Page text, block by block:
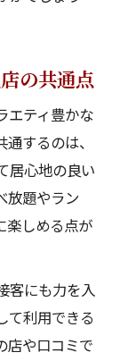
気店を紹
人気店も
の人気店
の共通点
エティ豊かな
するのは、
居心地の良い
放題やラン
楽しめる点が
客にも力を入
て利用できる
店や口コミで